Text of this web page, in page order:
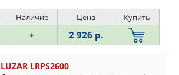
Наличие Цена Купить
+ 2 926 р.
LUZAR LRPS2600